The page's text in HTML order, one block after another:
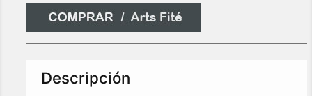
Descripción